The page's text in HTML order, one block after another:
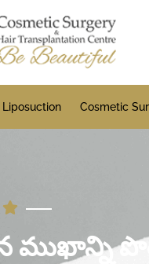
Liposuction Cosmetic